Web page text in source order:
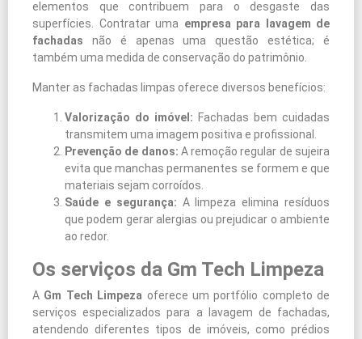
elementos que contribuem para o desgaste das
superfícies. Contratar uma empresa para lavagem de
fachadas não é apenas uma questão estética; é
também uma medida de conservação do patrimônio.
Manter as fachadas limpas oferece diversos benefícios:
Valorização do imóvel: Fachadas bem cuidadas
transmitem uma imagem positiva e profissional.
Prevenção de danos: A remoção regular de sujeira
evita que manchas permanentes se formem e que
materiais sejam corroídos.
Saúde e segurança: A limpeza elimina resíduos
que podem gerar alergias ou prejudicar o ambiente
ao redor.
Os serviços da Gm Tech Limpeza
A Gm Tech Limpeza oferece um portfólio completo de
serviços especializados para a lavagem de fachadas,
atendendo diferentes tipos de imóveis, como prédios